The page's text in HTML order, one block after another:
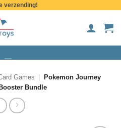
verzending!
Games
Pokemon Journey
Bundle